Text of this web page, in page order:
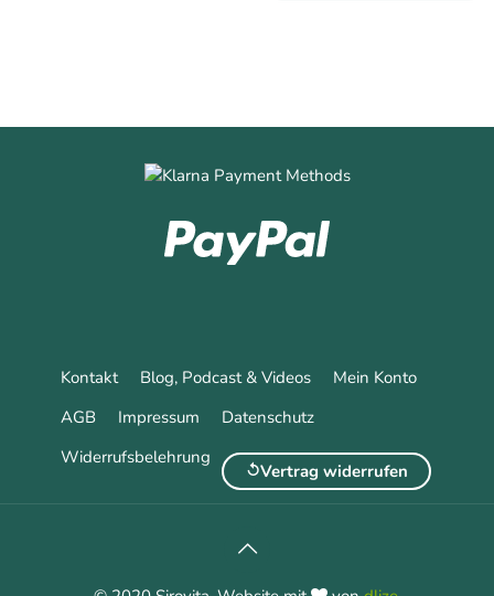
Kontakt Blog, Podcast & Videos
Mein Konto
AGB
Impressum
Datenschutz
Widerrufsbelehrung
Vertrag widerrufen